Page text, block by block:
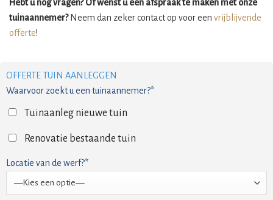
Hebt u nog vragen? Of wenst u een afspraak te maken met onze
tuinaannemer?Neem dan zeker contact op voor een vrijblijvende
offerte!
OFFERTE TUIN AANLEGGEN
Waarvoor zoekt u een tuinaannemer?*
Tuinaanleg nieuwe tuin
Renovatie bestaande tuin
Locatie van de werf?*